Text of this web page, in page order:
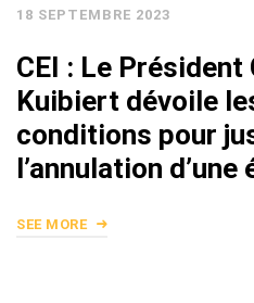
18 SEPTEMBRE 2023
CEI : Le Président
Kuibiert dévoile
conditions pour
l’annulation
SEE MORE